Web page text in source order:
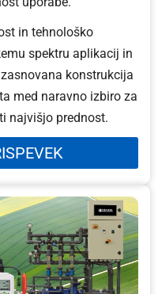
in tehnološko
spektru aplikacij in
konstrukcija
med naravno izbiro za
najvišjo prednost.